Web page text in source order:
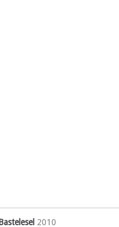
Bastelesel 2010